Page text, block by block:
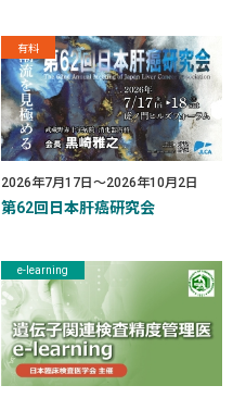
有料
2026年7月17日 ～2026年10月2日
第62回日本肝癌研究会
e-learning